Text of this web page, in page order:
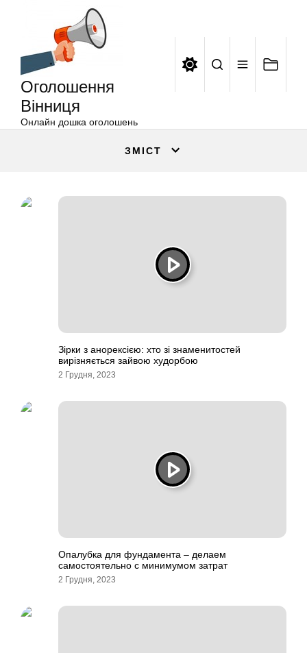
Оголошення
Вінниця
Онлайн дошка оголошень
ЗМІСТ
Зірки з анорексією: хто зі знаменитостей
вирізняється зайвою худорбою
2 Грудня, 2023
Опалубка для фундамента – делаем
самостоятельно с минимумом затрат
2 Грудня, 2023